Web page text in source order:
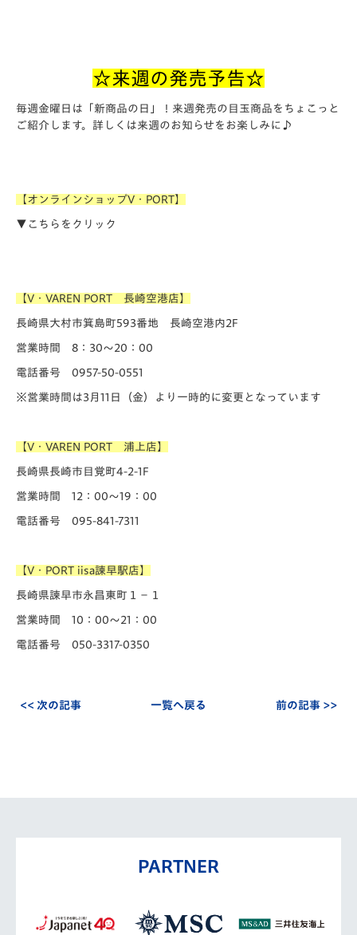
☆来週の発売予告☆
毎週金曜日は「新商品の日」！来週発売の目玉商品をちょこっと
ご紹介します。詳しくは来週のお知らせをお楽しみに♪
【オンラインショップV・PORT】
▼こちらをクリック
【V・VAREN PORT 長崎空港店】
長崎県大村市箕島町593番地 長崎空港内2F
営業時間 8：30～20：00
電話番号 0957-50-0551
※営業時間は3月11日（金）より一時的に変更となっています
【V・VAREN PORT 浦上店】
長崎県長崎市目覚町4-2-1F
営業時間 12：00～19：00
電話番号 095-841-7311
【V・PORT iisa諫早駅店】
長崎県諫早市永昌東町１−１
営業時間 10：00～21：00
電話番号 050-3317-0350
<< 次の記事 一覧へ戻る 前の記事 >>
PARTNER